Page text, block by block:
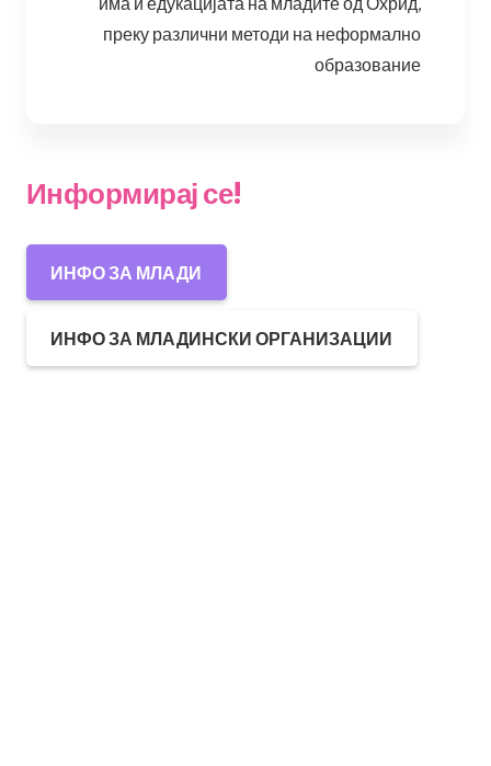
преку различни методи на неформално
образование
Информирај се!
ИНФО ЗА МЛАДИ
ИНФО ЗА МЛАДИНСКИ ОРГАНИЗАЦИИ